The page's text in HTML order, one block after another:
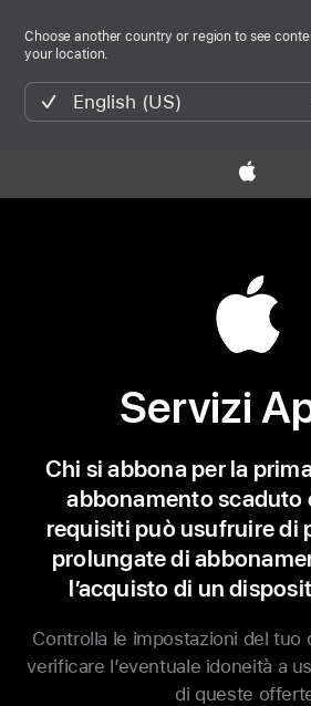
Choose another country or region to see
your location.
English (US)
Servizi
Chi si abbona per la
abbonamento scaduto
requisiti può usufruire di
prolungate di
l’acquisto di un
Controlla le impostazioni del tuo
verificare l’eventuale idoneità a
di queste